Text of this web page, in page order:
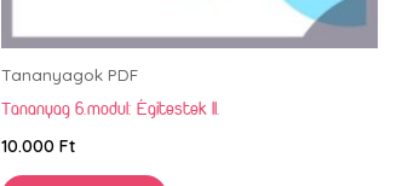
Tananyagok PDF
Tananyag 6.modul: Égitestek II.
10.000 Ft